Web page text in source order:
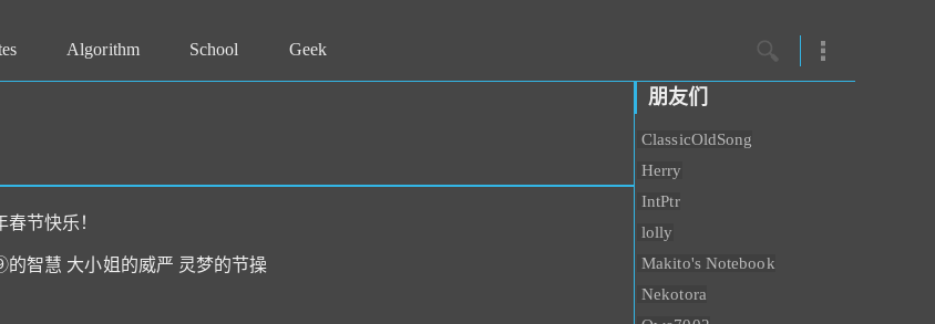
Algorithm School Geek
节快乐！
智慧 大小姐的威严 灵梦的节操
朋友们
ClassicOldSong
Herry
IntPtr
lolly
Makito's Notebook
Nekotora